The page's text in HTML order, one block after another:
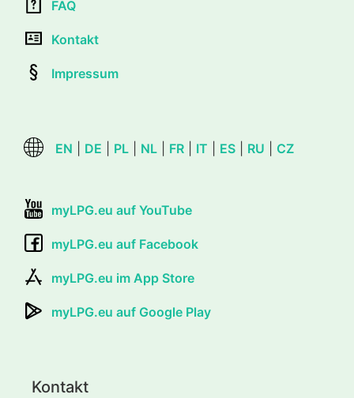
FAQ
Kontakt
Impressum
EN DE PL NL FR IT ES RU CZ
myLPG.eu auf YouTube
myLPG.eu auf Facebook
myLPG.eu im App Store
myLPG.eu auf Google Play
Kontakt